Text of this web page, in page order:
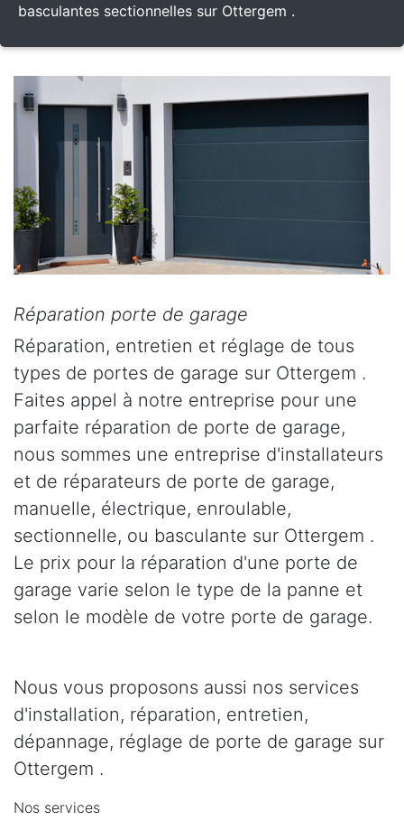
basculantes sectionnelles sur Ottergem .
Réparation porte de garage
Réparation, entretien et réglage de tous
types de portes de garage sur Ottergem .
Faites appel à notre entreprise pour une
parfaite réparation de porte de garage,
nous sommes une entreprise d'installateurs
et de réparateurs de porte de garage,
manuelle, électrique, enroulable,
sectionnelle, ou basculante sur Ottergem .
Le prix pour la réparation d'une porte de
garage varie selon le type de la panne et
selon le modèle de votre porte de garage.
Nous vous proposons aussi nos services
d'installation, réparation, entretien,
dépannage, réglage de porte de garage sur
Ottergem .
Nos services